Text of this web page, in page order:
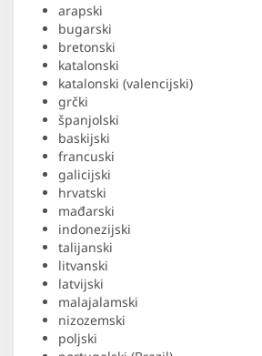
arapski
bugarski
bretonski
katalonski
katalonski (valencijski)
grčki
španjolski
baskijski
francuski
galicijski
hrvatski
mađarski
indonezijski
talijanski
litvanski
latvijski
malajalamski
nizozemski
poljski